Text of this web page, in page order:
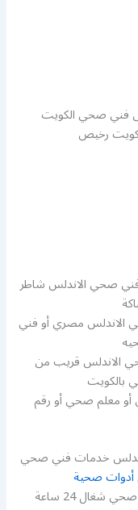
فني صحي الكويت
رخيص
فني صحي الاندلس شاطر
مصري أو فني
الاندلس قريب من
بالكويت
معلم صحي أو رقم
خدمات فني صحي
صحية
24 ساعة